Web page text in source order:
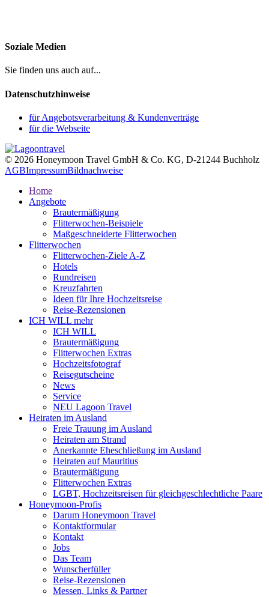
Soziale Medien
Sie finden uns auch auf...
Datenschutzhinweise
für Angebotsverarbeitung & Kundenverträge
für die Webseite
© 2026 Honeymoon Travel GmbH & Co. KG, D-21244 Buchholz
AGBImpressumBildnachweise
Home
Angebote
Brautermäßigung
Flitterwochen-Beispiele
Maßgeschneiderte Flitterwochen
Flitterwochen
Flitterwochen-Ziele A-Z
Hotels
Rundreisen
Kreuzfahrten
Ideen für Ihre Hochzeitsreise
Reise-Rezensionen
ICH WILL mehr
ICH WILL
Brautermäßigung
Flitterwochen Extras
Hochzeitsfotograf
Reisegutscheine
News
Service
NEU Lagoon Travel
Heiraten im Ausland
Freie Trauung im Ausland
Heiraten am Strand
Anerkannte Eheschließung im Ausland
Heiraten auf Mauritius
Brautermäßigung
Flitterwochen Extras
LGBT, Hochzeitsreisen für gleichgeschlechtliche Paare
Honeymoon-Profis
Darum Honeymoon Travel
Kontaktformular
Kontakt
Jobs
Das Team
Wunscherfüller
Reise-Rezensionen
Messen, Links & Partner